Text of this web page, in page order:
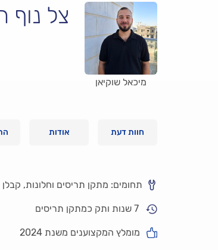
מיכאל שוקיאן
צל נוף
חוות דעת אודות
תחומים: מתקן תריסים וחלונות,
7 שנות ותק כמתקן תריסים
מומלץ המקצוענים משנת 2024